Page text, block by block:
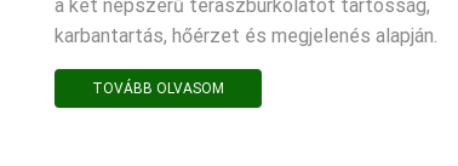
a két népszerű teraszburkolatot tartósság,
karbantartás, hőérzet és megjelenés alapján.
TOVÁBB OLVASOM